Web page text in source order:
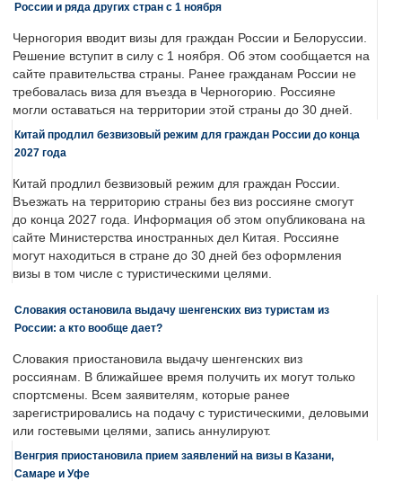
России и ряда других стран с 1 ноября
Черногория вводит визы для граждан России и Белоруссии.
Решение вступит в силу с 1 ноября. Об этом сообщается на
сайте правительства страны. Ранее гражданам России не
требовалась виза для въезда в Черногорию. Россияне
могли оставаться на территории этой страны до 30 дней.
Китай продлил безвизовый режим для граждан России до конца
2027 года
Китай продлил безвизовый режим для граждан России.
Въезжать на территорию страны без виз россияне смогут
до конца 2027 года. Информация об этом опубликована на
сайте Министерства иностранных дел Китая. Россияне
могут находиться в стране до 30 дней без оформления
визы в том числе с туристическими целями.
Словакия остановила выдачу шенгенских виз туристам из
России: а кто вообще дает?
Словакия приостановила выдачу шенгенских виз
россиянам. В ближайшее время получить их могут только
спортсмены. Всем заявителям, которые ранее
зарегистрировались на подачу с туристическими, деловыми
или гостевыми целями, запись аннулируют.
Венгрия приостановила прием заявлений на визы в Казани,
Самаре и Уфе